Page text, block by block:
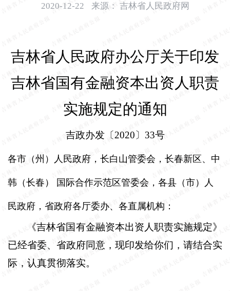
2020-12-22 来源： 吉林省人民政府网
吉林省人民政府办公厅关于印发
吉林省国有金融资本出资人职责
实施规定的通知
吉政办发〔2020〕 33号
各市（州）人民政府，长白山管委会，长春新区、中
韩（长春） 国际合作示范区管委会，各县（市）人
民政府，省政府各厅委办、各直属机构：
《吉林省国有金融资本出资人职责实施规定》
已经省委、省政府同意，现印发给你们，请结合实
际，认真贯彻落实。